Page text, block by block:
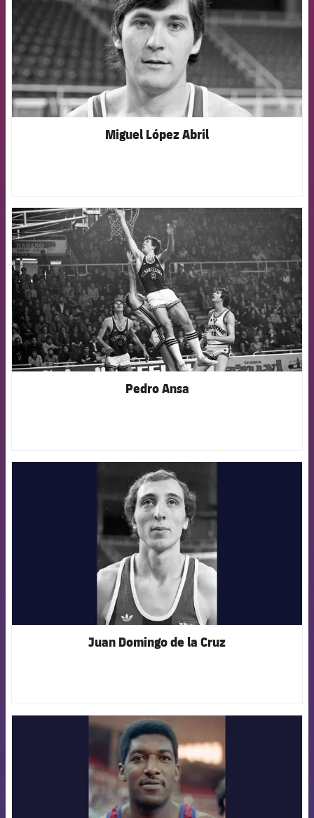
Miguel López Abril
FCB Barcelona badge
Pedro Ansa
FCB Barcelona badge
Juan Domingo de la Cruz
FCB Barcelona badge